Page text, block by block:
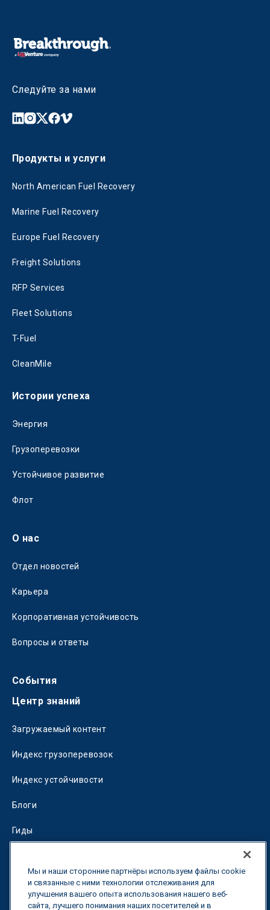
Следуйте за нами
Продукты и услуги
North American Fuel Recovery
Marine Fuel Recovery
Europe Fuel Recovery
Freight Solutions
RFP Services
Fleet Solutions
T-Fuel
CleanMile
Истории успеха
Энергия
Грузоперевозки
Устойчивое развитие
Флот
О нас
Отдел новостей
Карьера
Корпоративная устойчивость
Вопросы и ответы
События
Центр знаний
Загружаемый контент
Индекс грузоперевозок
Индекс устойчивости
Блоги
Гиды
Калькулятор оптимизации перевозок
Тарифный трекер
Мы и наши сторонние партнёры используем файлы cookie
и связанные с ними технологии отслеживания для
улучшения вашего опыта использования нашего веб-
сайта, лучшего понимания наших посетителей и в